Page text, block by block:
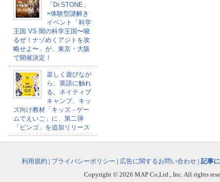
「Dr.STONE」
×体験型謎解き
イベント「科学
王国 VS 闇の科学王国〜唆
るぜ！ナゾめくアジトを攻
略せよ〜」が、東京・大阪
で開催決定！
楽しく遊びなが
ら、英語に触れ
る。ネイティブ
キャンプ、キッ
ズ向け教材「キッズ - ゲー
ムでえいご」に、第二弾
「ビンゴ」を追加リリース
利用規約 | プライバシーポリシー | 広告に関するお問い合わせ | 記事
Copyright © 2026 MAP Co,Ltd., Inc. All rights